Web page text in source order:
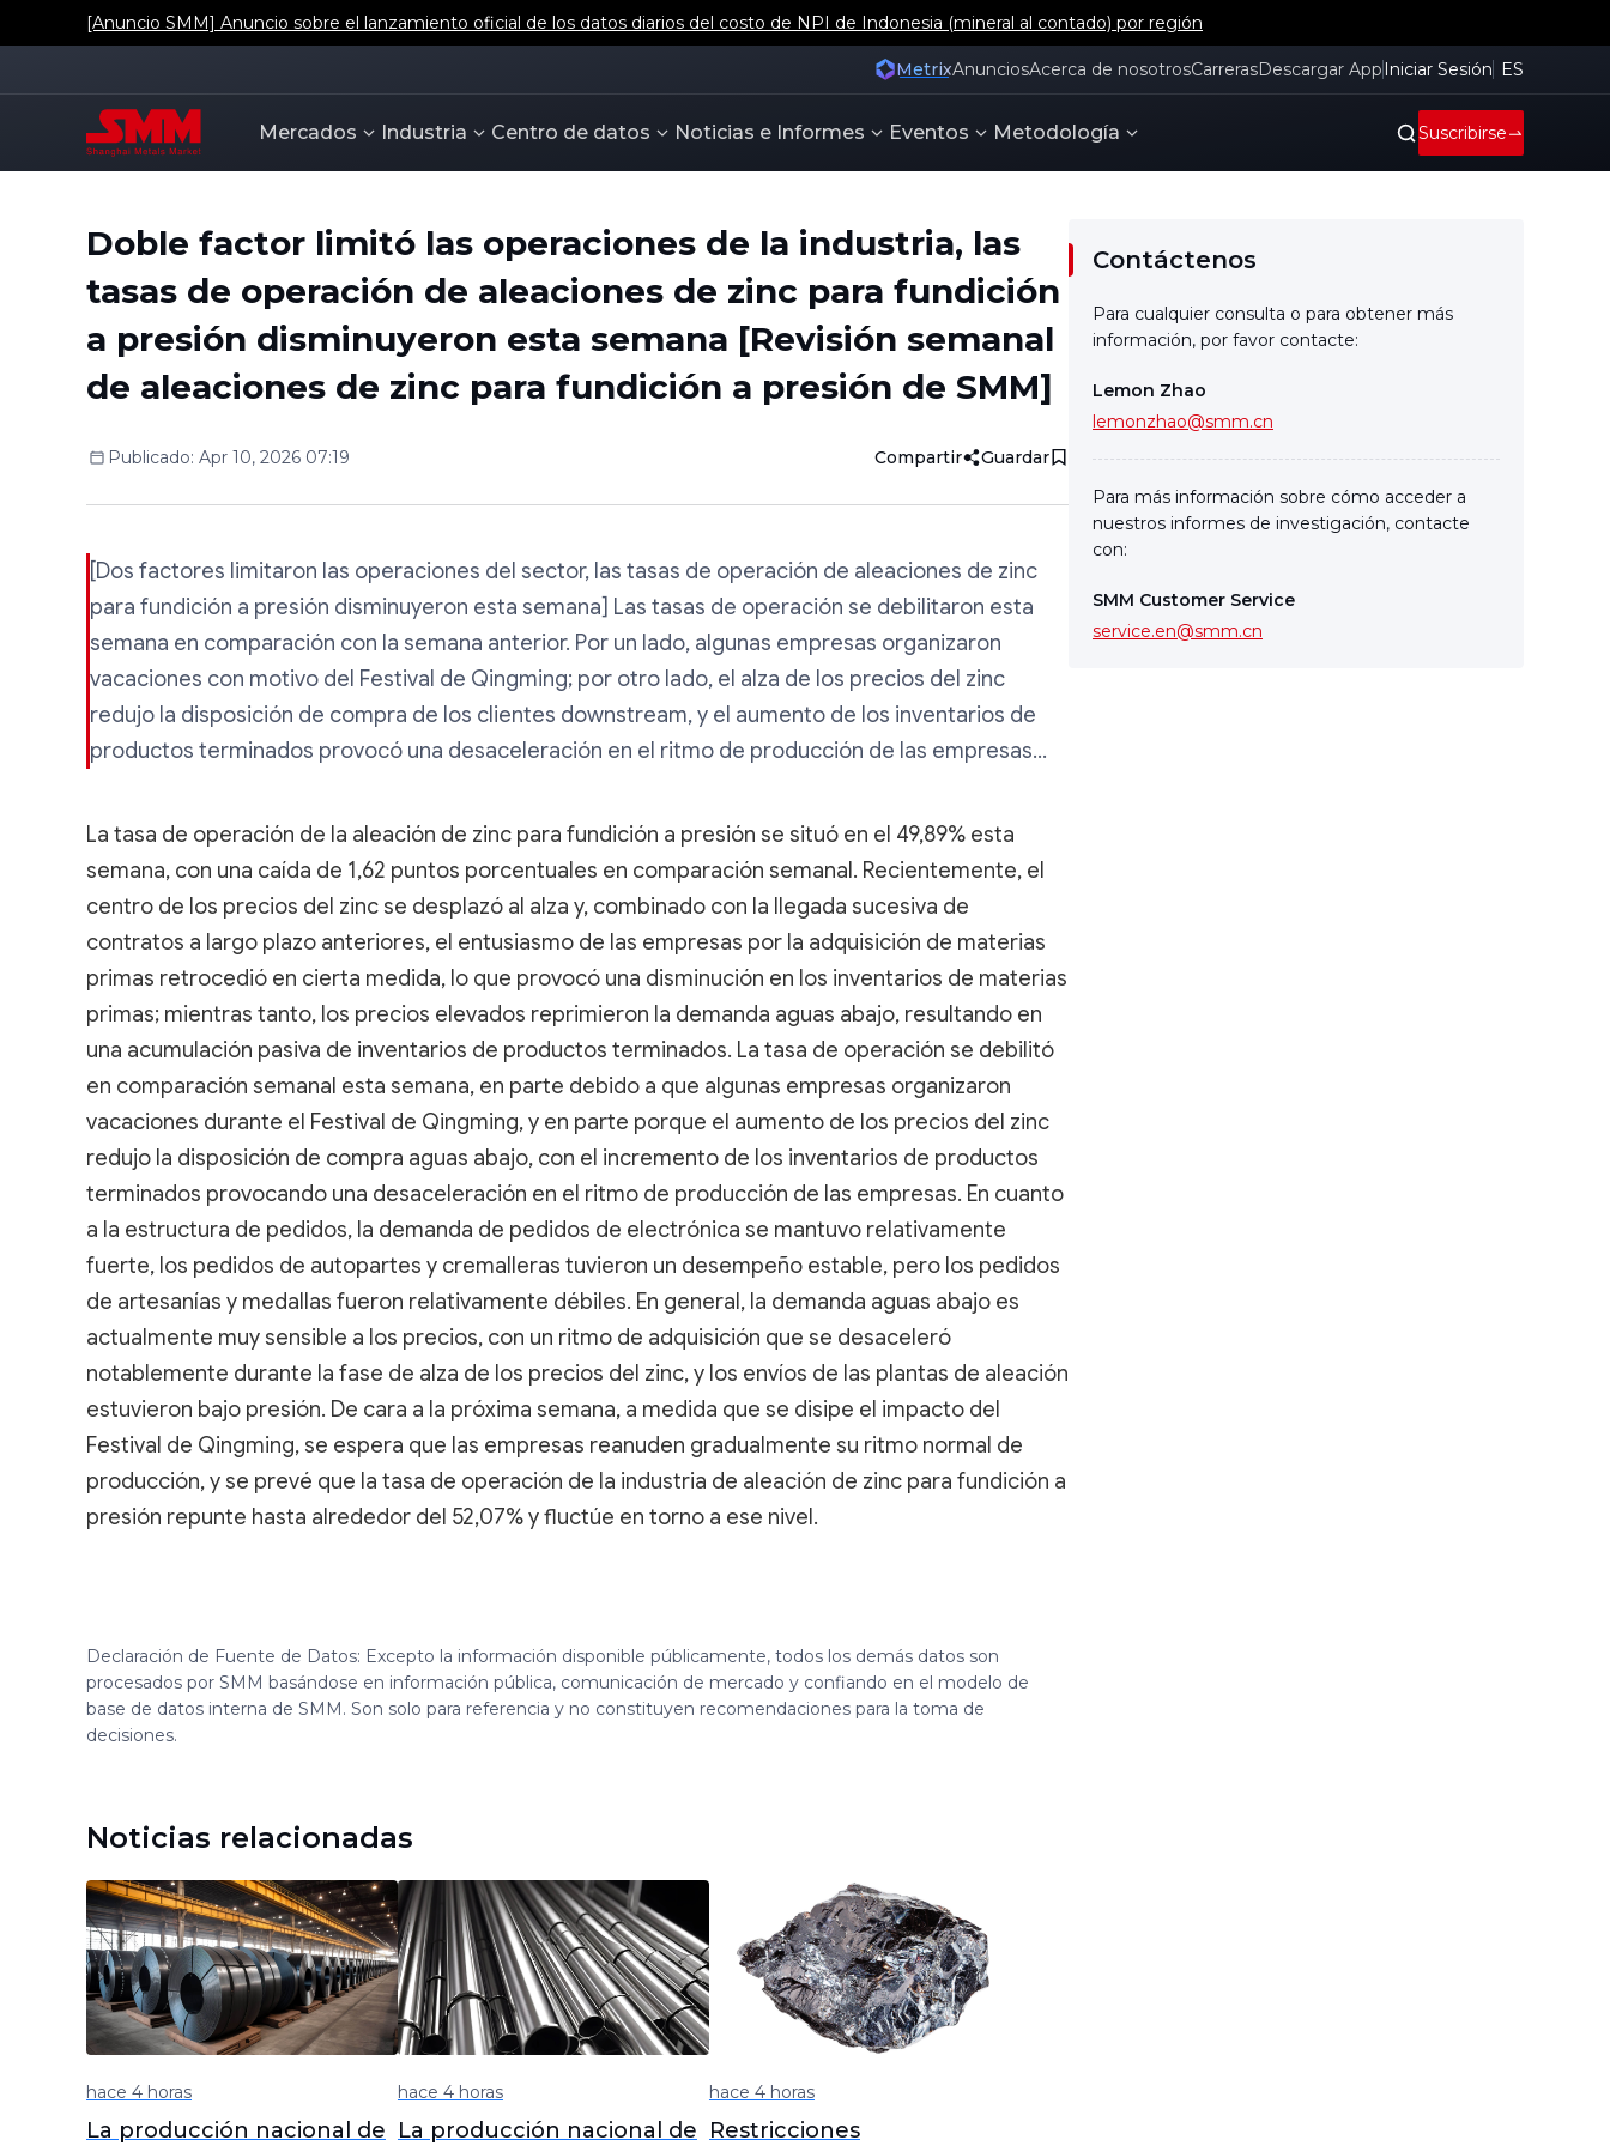
[Anuncio SMM] Anuncio sobre el lanzamiento oficial de los datos diarios del costo de NPI de Indonesia (mineral al contado) por región
MetrixAnunciosAcerca de nosotrosCarrerasDescargar App Iniciar Sesión ES
Mercados Industria Centro de datos Noticias e Informes Eventos Metodología Suscribirse
Doble factor limitó las operaciones de la industria, las
tasas de operación de aleaciones de zinc para fundición
a presión disminuyeron esta semana [Revisión semanal
de aleaciones de zinc para fundición a presión de SMM]
Publicado: Apr 10, 2026 07:19 Compartir Guardar
[Dos factores limitaron las operaciones del sector, las tasas de operación de aleaciones de zinc
para fundición a presión disminuyeron esta semana] Las tasas de operación se debilitaron esta
semana en comparación con la semana anterior. Por un lado, algunas empresas organizaron
vacaciones con motivo del Festival de Qingming; por otro lado, el alza de los precios del zinc
redujo la disposición de compra de los clientes downstream, y el aumento de los inventarios de
productos terminados provocó una desaceleración en el ritmo de producción de las empresas...
La tasa de operación de la aleación de zinc para fundición a presión se situó en el 49,89% esta
semana, con una caída de 1,62 puntos porcentuales en comparación semanal. Recientemente, el
centro de los precios del zinc se desplazó al alza y, combinado con la llegada sucesiva de
contratos a largo plazo anteriores, el entusiasmo de las empresas por la adquisición de materias
primas retrocedió en cierta medida, lo que provocó una disminución en los inventarios de materias
primas; mientras tanto, los precios elevados reprimieron la demanda aguas abajo, resultando en
una acumulación pasiva de inventarios de productos terminados. La tasa de operación se debilitó
en comparación semanal esta semana, en parte debido a que algunas empresas organizaron
vacaciones durante el Festival de Qingming, y en parte porque el aumento de los precios del zinc
redujo la disposición de compra aguas abajo, con el incremento de los inventarios de productos
terminados provocando una desaceleración en el ritmo de producción de las empresas. En cuanto
a la estructura de pedidos, la demanda de pedidos de electrónica se mantuvo relativamente
fuerte, los pedidos de autopartes y cremalleras tuvieron un desempeño estable, pero los pedidos
de artesanías y medallas fueron relativamente débiles. En general, la demanda aguas abajo es
actualmente muy sensible a los precios, con un ritmo de adquisición que se desaceleró
notablemente durante la fase de alza de los precios del zinc, y los envíos de las plantas de aleación
estuvieron bajo presión. De cara a la próxima semana, a medida que se disipe el impacto del
Festival de Qingming, se espera que las empresas reanuden gradualmente su ritmo normal de
producción, y se prevé que la tasa de operación de la industria de aleación de zinc para fundición a
presión repunte hasta alrededor del 52,07% y fluctúe en torno a ese nivel.
Declaración de Fuente de Datos: Excepto la información disponible públicamente, todos los demás datos son
procesados por SMM basándose en información pública, comunicación de mercado y confiando en el modelo de
base de datos interna de SMM. Son solo para referencia y no constituyen recomendaciones para la toma de
decisiones.
Noticias relacionadas
hace 4 horas
La producción nacional de
hace 4 horas
La producción nacional de
hace 4 horas
Restricciones
Contáctenos
Para cualquier consulta o para obtener más
información, por favor contacte:
Lemon Zhao
lemonzhao@smm.cn
Para más información sobre cómo acceder a
nuestros informes de investigación, contacte
con:
SMM Customer Service
service.en@smm.cn